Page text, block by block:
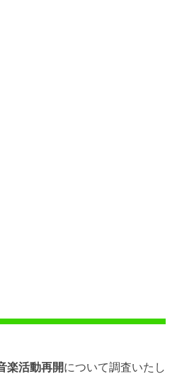
楽活動再開について調査いたし